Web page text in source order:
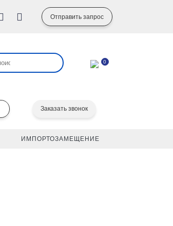
Отправить запрос
0
Заказать звонок
ИМПОРТОЗАМЕЩЕНИЕ